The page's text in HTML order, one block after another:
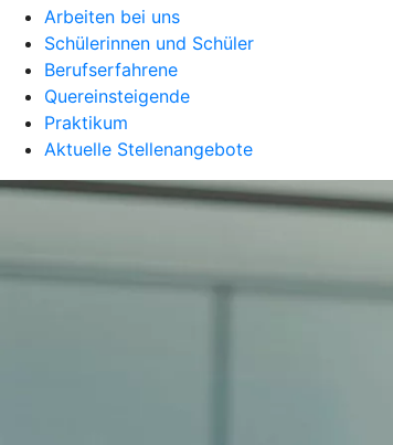
Arbeiten bei uns
Schülerinnen und Schüler
Berufserfahrene
Quereinsteigende
Praktikum
Aktuelle Stellenangebote